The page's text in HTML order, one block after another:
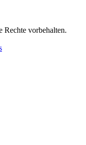
Rechte vorbehalten.